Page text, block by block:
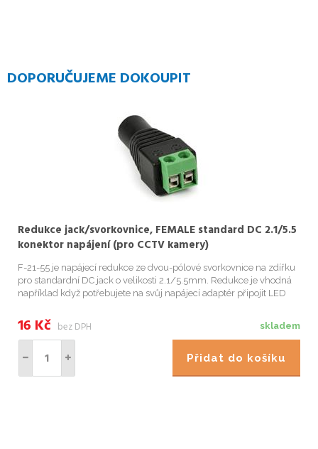
DOPORUČUJEME DOKOUPIT
Redukce jack/svorkovnice, FEMALE standard DC 2.1/5.5
konektor napájení (pro CCTV kamery)
F-21-55 je napájecí redukce ze dvou-pólové svorkovnice na zdířku
pro standardní DC jack o velikosti 2.1/5.5mm. Redukce je vhodná
například když potřebujete na svůj napájecí adaptér připojit LED
skladem
16 Kč bez DPH
Přidat do košíku